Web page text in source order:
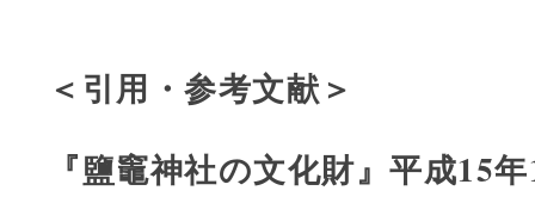
＜引用・参考文献＞
『鹽竈神社の文化財』平成15